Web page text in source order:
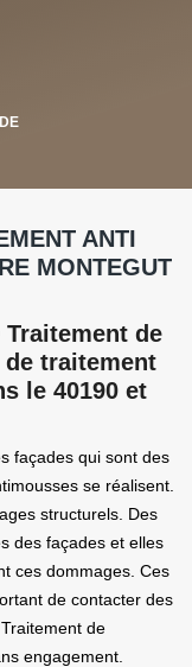
ANTI
MONTEGUT
Traitement de
traitement
le 40190 et
façades qui sont des
se réalisent.
structurels. Des
des façades et elles
ces dommages. Ces
de contacter des
de
engagement.